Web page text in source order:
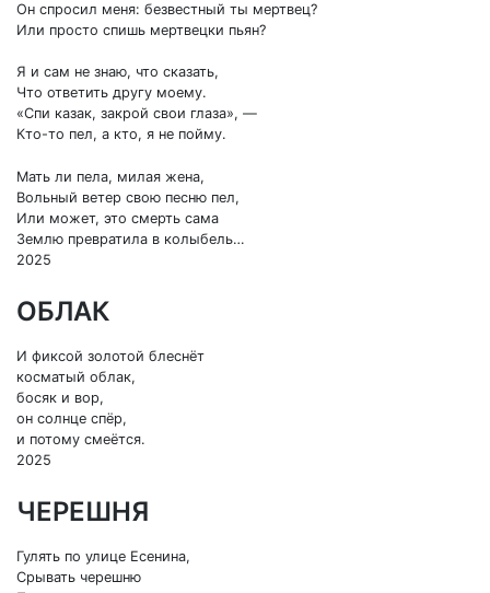
Он спросил меня: безвестный ты мертвец?
Или просто спишь мертвецки пьян?
Я и сам не знаю, что сказать,
Что ответить другу моему.
«Спи казак, закрой свои глаза», —
Кто-то пел, а кто, я не пойму.
Мать ли пела, милая жена,
Вольный ветер свою песню пел,
Или может, это смерть сама
Землю превратила в колыбель…
2025
ОБЛАК
И фиксой золотой блеснёт
косматый облак,
босяк и вор,
он солнце спёр,
и потому смеётся.
2025
ЧЕРЕШНЯ
Гулять по улице Есенина,
Срывать черешню